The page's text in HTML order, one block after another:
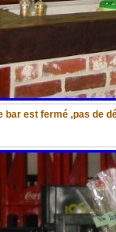
bar est fermé ,pas de